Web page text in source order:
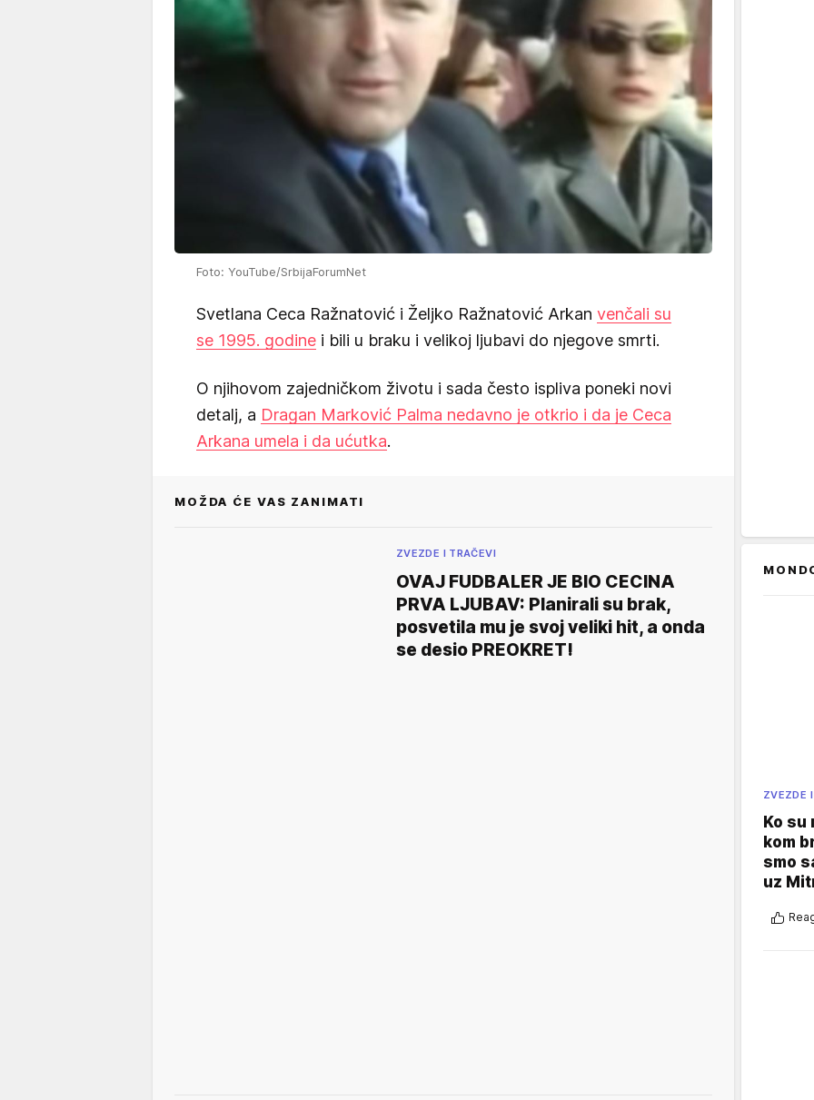
Foto: YouTube/SrbijaForumNet
Svetlana Ceca Ražnatović i Željko Ražnatović Arkan venčali su
se 1995. godine i bili u braku i velikoj ljubavi do njegove smrti.
O njihovom zajedničkom životu i sada često ispliva poneki novi
detalj, a Dragan Marković Palma nedavno je otkrio i da je Ceca
Arkana umela i da ućutka.
MOŽDA ĆE VAS ZANIMATI
ZVEZDE I TRAČEVI
OVAJ FUDBALER JE BIO CECINA
PRVA LJUBAV: Planirali su brak,
posvetila mu je svoj veliki hit, a onda
se desio PREOKRET!
ZVEZDE
Ko su
kom
smo
uz